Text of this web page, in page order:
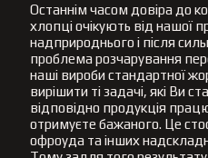
Останнім часом довіра до
хлопці очікують від нашої
надприроднього і після
проблема розчарування
наші вироби стандартної
вирішити ті задачі, які Ви
відповідно продукція
отримуєте бажаного. Це
офроуда та інших